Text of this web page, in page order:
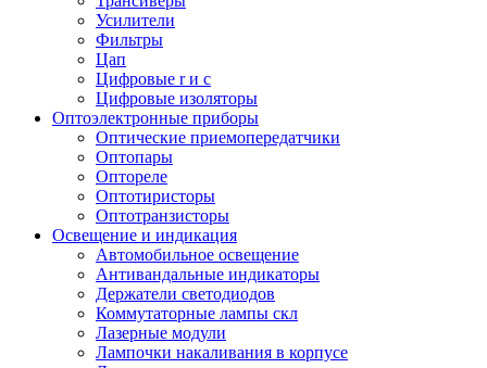
Усилители
Фильтры
Цап
Цифровые r и c
Цифровые изоляторы
Оптоэлектронные приборы
Оптические приемопередатчики
Оптопары
Оптореле
Оптотиристоры
Оптотранзисторы
Освещение и индикация
Автомобильное освещение
Антивандальные индикаторы
Держатели светодиодов
Коммутаторные лампы скл
Лазерные модули
Лампочки накаливания в корпусе